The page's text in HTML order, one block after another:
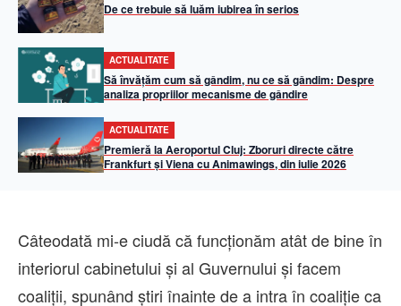
De ce trebuie să luăm iubirea în serios
ACTUALITATE
Să învățăm cum să gândim, nu ce să gândim: Despre
analiza propriilor mecanisme de gândire
ACTUALITATE
Premieră la Aeroportul Cluj: Zboruri directe către
Frankfurt și Viena cu Animawings, din iulie 2026
Câteodată mi-e ciudă că funcţionăm atât de bine în
interiorul cabinetului şi al Guvernului şi facem
coaliţii, spunând ştiri înainte de a intra în coaliţie ca